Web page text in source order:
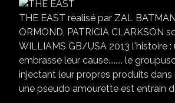
THE EAST réalisé par ZAL
ORMOND, PATRICIA CLARKSON
WILLIAMS GB/USA 2013 l'histoire
embrasse leur cause........ le
injectant leur propres produits
une pseudo amourette est entrain